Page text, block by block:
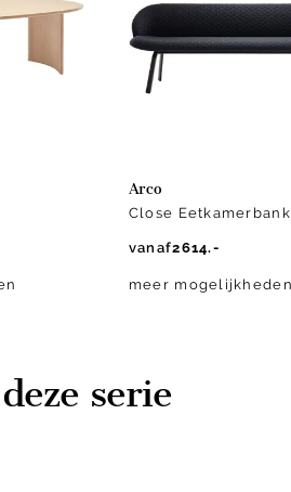
Arco
Close Eetkamerbank
vanaf2614.-
meer
serie